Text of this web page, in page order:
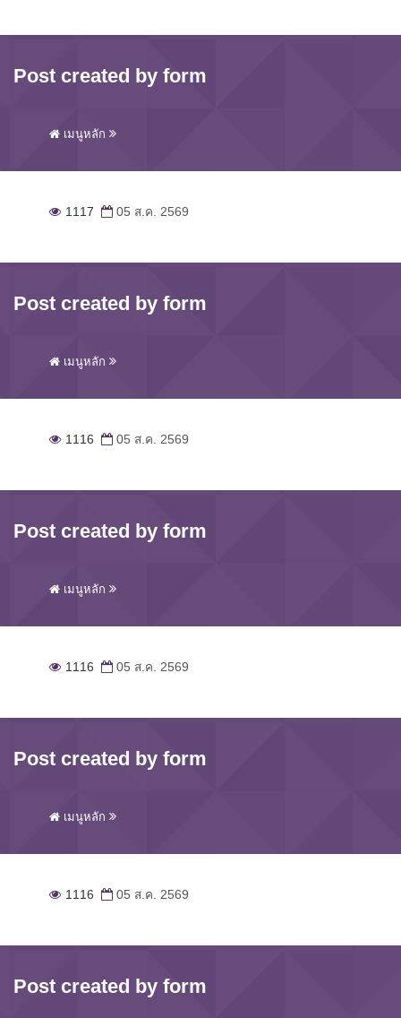
Post created by form
เมนูหลัก
1117 05 ส.ค. 2569
Post created by form
เมนูหลัก
1116 05 ส.ค. 2569
Post created by form
เมนูหลัก
1116 05 ส.ค. 2569
Post created by form
เมนูหลัก
1116 05 ส.ค. 2569
Post created by form